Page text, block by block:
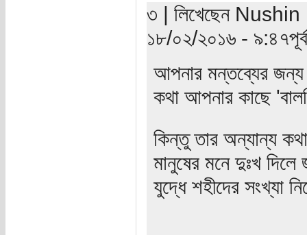
৩ | লিখেছেন Nushin
১৮/০২/২০১৬ -
আপনার মন্তব্যের জন্য
কথা আপনার কাছে
কিন্তু তার অন্যান্য
মানুষের মনে দুঃখ দিলে
যুদ্ধে শহীদের